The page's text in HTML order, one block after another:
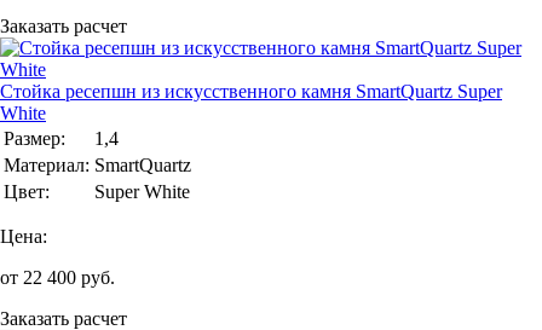
Заказать расчет
Стойка ресепшн из искусственного камня SmartQuartz Super
White
Размер:
1,4
Материал: SmartQuartz
Цвет:
Super White
Цена:
от 22 400 руб.
Заказать расчет